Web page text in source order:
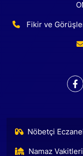
Fikir ve
Nöbetçi
Namaz Vakitleri